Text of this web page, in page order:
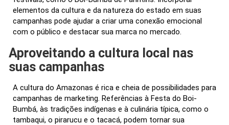
elementos da cultura e da natureza do estado em suas
campanhas pode ajudar a criar uma conexão emocional
com o público e destacar sua marca no mercado.
Aproveitando a cultura local nas
suas campanhas
A cultura do Amazonas é rica e cheia de possibilidades para
campanhas de marketing. Referências à Festa do Boi-
Bumbá, às tradições indígenas e à culinária típica, como o
tambaqui, o pirarucu e o tacacá, podem tornar sua